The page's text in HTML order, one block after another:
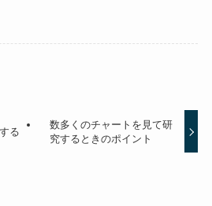
る
数多くのチャートを見て研
究するときのポイント